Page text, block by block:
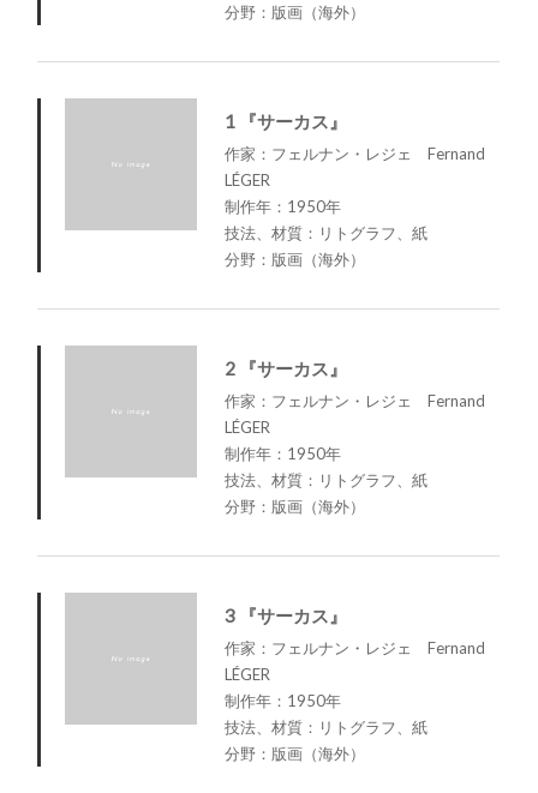
分野：版画（海外）
1 『サーカス』
作家：フェルナン・レジェ Fernand
LÉGER
制作年：1950年
技法、材質：リトグラフ、紙
分野：版画（海外）
2 『サーカス』
作家：フェルナン・レジェ Fernand
LÉGER
制作年：1950年
技法、材質：リトグラフ、紙
分野：版画（海外）
3 『サーカス』
作家：フェルナン・レジェ Fernand
LÉGER
制作年：1950年
技法、材質：リトグラフ、紙
分野：版画（海外）